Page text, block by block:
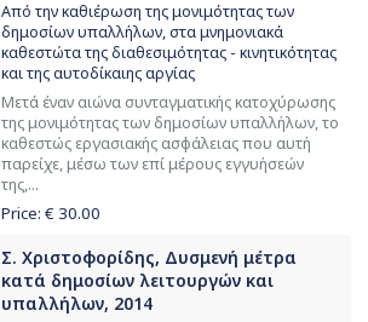
Από την καθιέρωση της μονιμότητας των
δημοσίων υπαλλήλων, στα μνημονιακά
καθεστώτα της διαθεσιμότητας - κινητικότητας
και της αυτοδίκαιης αργίας
Μετά έναν αιώνα συνταγματικής κατοχύρωσης
της μονιμότητας των δημοσίων υπαλλήλων, το
καθεστώς εργασιακής ασφάλειας που αυτή
παρείχε, μέσω των επί μέρους εγγυήσεών
της,...
Price: € 30.00
Σ. Χριστοφορίδης, Δυσμενή μέτρα
κατά δημοσίων λειτουργών και
υπαλλήλων, 2014